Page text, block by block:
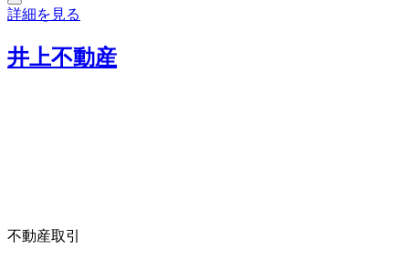
詳細を見る
井上不動産
不動産取引